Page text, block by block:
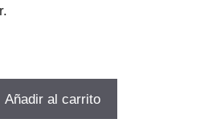
Añadir al carrito